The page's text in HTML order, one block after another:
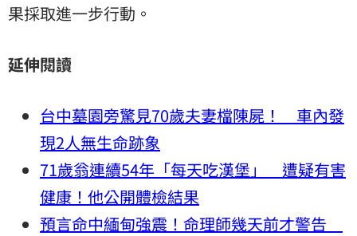
果採取進一步行動。
延伸閱讀
台中墓園旁驚見70歲夫妻檔陳屍！ 車內發
現2人無生命跡象
71歲翁連續54年「每天吃漢堡」 遭疑有害
健康！他公開體檢結果
預言命中緬甸強震！命理師幾天前才警告